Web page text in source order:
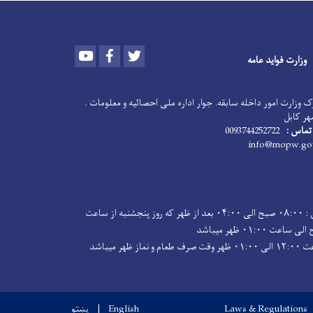
وزارت فواید عامه Youtube Facebook
وزارت امور داخله سابقه. جوار اداره ملی احصائیه و معلومات .
کابل
:
0093744252722
ساعت کاری : ۰۸:۰۰ صبح الی ۰۴:۰۰ بعد از ظهر که روز پنجشنبه از ساعت
میباشد
Laws & Regulations
English پښتو